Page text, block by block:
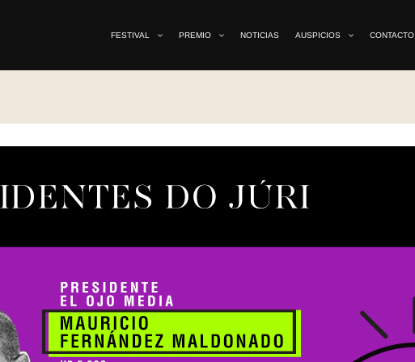
FESTIVAL PREMIO NOTICIAS AUSPICIOS CONTACTO